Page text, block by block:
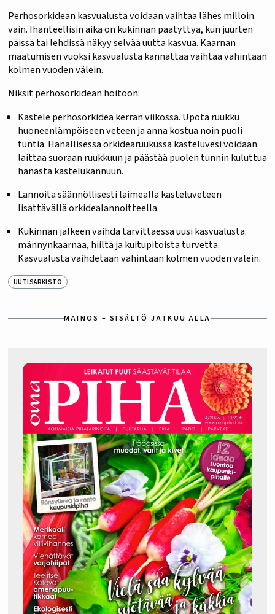
Perhosorkidean kasvualusta voidaan vaihtaa lähes milloin
vain. Ihanteellisin aika on kukinnan päätyttyä, kun juurten
päissä tai lehdissä näkyy selvää uutta kasvua. Kaarnan
maatumisen vuoksi kasvualusta kannattaa vaihtaa vähintään
kolmen vuoden välein.
Niksit perhosorkidean hoitoon:
Kastele perhosorkidea kerran viikossa. Upota ruukku
huoneenlämpöiseen veteen ja anna kostua noin puoli
tuntia. Hanallisessa orkidearuukussa kasteluvesi voidaan
laittaa suoraan ruukkuun ja päästää puolen tunnin kuluttua
hanasta kastelukannuun.
Lannoita säännöllisesti laimealla kasteluveteen
lisättävällä orkidealannoitteella.
Kukinnan jälkeen vaihda tarvittaessa uusi kasvualusta:
männynkaarnaa, hiiltä ja kuitupitoista turvetta.
Kasvualusta vaihdetaan vähintään kolmen vuoden välein.
UUTISARKISTO
MAINOS – SISÄLTÖ JATKUU ALLA